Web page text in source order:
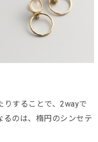
りすることで、2wayで
るのは、楕円のシンセテ